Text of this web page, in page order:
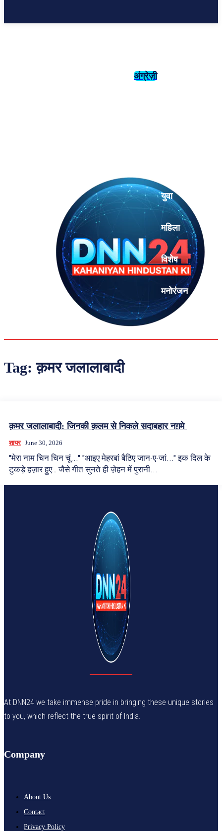
अंग्रेज़ी
युवा
महिला
विशेष
मनोरंजन
Tag:क़मर जलालाबादी
क़मर जलालाबादी: जिनकी क़लम से निकले सदाबहार नग़मे
शायर June 30, 2026
"मेरा नाम चिन चिन चूं..." "आइए मेहरबां बैठिए जान-ए-जां..." इक दिल के
टुकड़े हज़ार हुए… जैसे गीत सुनते ही ज़ेहन में पुरानी...
At DNN24 we take immense pride in bringing these unique stories
to you, which reflect the true spirit of India.
Company
About Us
Contact
Privacy Policy